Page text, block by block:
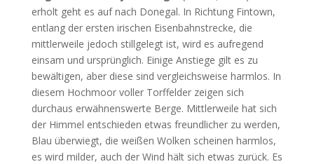
erholt geht es auf nach Donegal. In Richtung Fintown,
entlang der ersten irischen Eisenbahnstrecke, die
mittlerweile jedoch stillgelegt ist, wird es aufregend
einsam und ursprünglich. Einige Anstiege gilt es zu
bewältigen, aber diese sind vergleichsweise harmlos. In
diesem Hochmoor voller Torffelder zeigen sich
durchaus erwähnenswerte Berge. Mittlerweile hat sich
der Himmel entschieden etwas freundlicher zu werden,
Blau überwiegt, die weißen Wolken scheinen harmlos,
es wird milder, auch der Wind hält sich etwas zurück. Es